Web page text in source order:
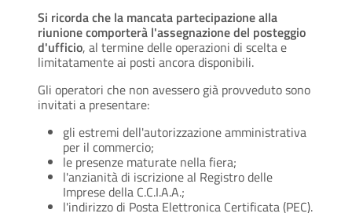
Si ricorda che la mancata partecipazione alla
riunione comporterà l'assegnazione del posteggio
d'ufficio, al termine delle operazioni di scelta e
limitatamente ai posti ancora disponibili.
Gli operatori che non avessero già provveduto sono
invitati a presentare:
gli estremi dell'autorizzazione amministrativa
per il commercio;
le presenze maturate nella fiera;
l'anzianità di iscrizione al Registro delle
Imprese della C.C.I.A.A.;
l'indirizzo di Posta Elettronica Certificata (PEC).